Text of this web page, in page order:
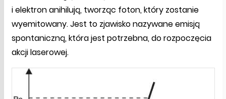
i elektron anihilują, tworząc foton, który zostanie
wyemitowany. Jest to zjawisko nazywane emisją
spontaniczną, która jest potrzebna, do rozpoczęcia
akcji laserowej.